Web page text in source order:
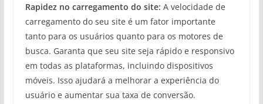
Rapidez no carregamento do site: A velocidade de
carregamento do seu site é um fator importante
tanto para os usuários quanto para os motores de
busca. Garanta que seu site seja rápido e responsivo
em todas as plataformas, incluindo dispositivos
móveis. Isso ajudará a melhorar a experiência do
usuário e aumentar sua taxa de conversão.